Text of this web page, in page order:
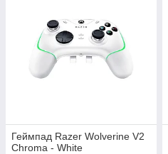
Геймпад Razer Wolverine V2
Chroma - White